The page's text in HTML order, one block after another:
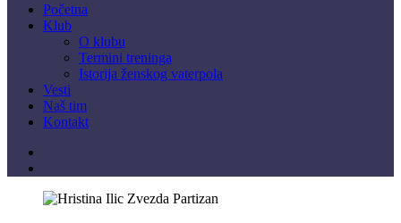
Početna
Klub
O klubu
Termini treninga
Istorija ženskog vaterpola
Vesti
Naš tim
Kontakt